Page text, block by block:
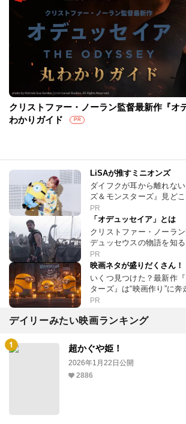
クリストファー・ノーラン監督最新作『オ
わかりガイド
PR
LiSAが推すミニオンズ
ダイフクが耳から離れな
ズ＆モンスターズ』見どこ
PR
「オデュッセイア」とは
クリストファー・ノーラ
デュッセウスの物語を知る
PR
映画ネタが盛りだくさん！
いくつ見つけた？最新作
ターズ』は“映画作り”に奔
PR
デイリーみたい映画ランキング
超かぐや姫！
2026年1月22日公開
2886